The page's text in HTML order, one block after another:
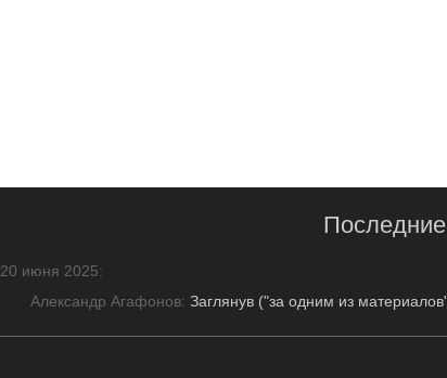
20 июня 2025:
Александр Агафонов: Заглянув ("за одним из